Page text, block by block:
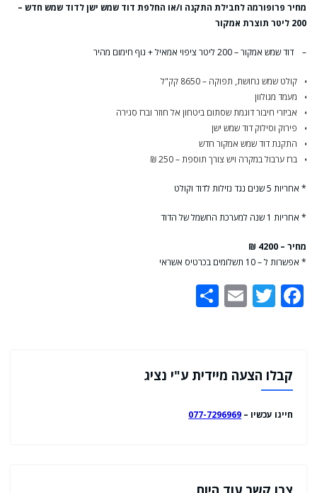
מחיר פרופורמה לחבילת התקנה ו/או החלפת דוד שמש ישן לדוד שמש חדש –
200 ליטר תוצרת אמקור
– דוד שמש אמקור – 200 ליטר ציפוי אמאיל + גוף חימום מהיר
קולט שמש נחושת, תפוקה – 8650 קק"ל
מעמד מגולוון
אביזרי חיבור דוגמת שסתום ביטחון אל חוזר וברז סגירה
פירוק וסילוק דוד שמש ישן
התקנת דוד שמש אמקור חדש
ברז ערבול במקרה ויש צורך תוספת – 250 ₪
* אחריות 5 שנים נגד נזילות לדוד וקולט
* אחריות 1 שנה למערכת החשמל של הדוד
מחיר – 4200 ₪
* אפשרות ל – 10 תשלומים בכרטיס אשראי
Facebook
Twitter
Email
קבלו הצעה מיידית ע"י נציג
חייגו עכשיו – 077-7296969